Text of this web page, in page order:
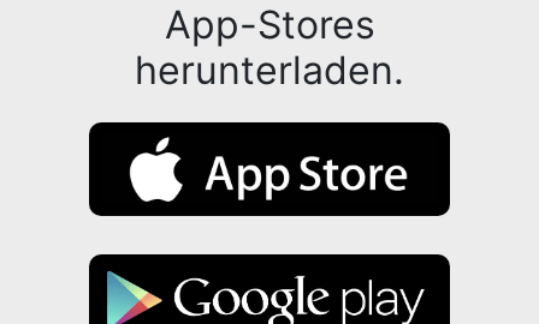
App-Stores
herunterladen.